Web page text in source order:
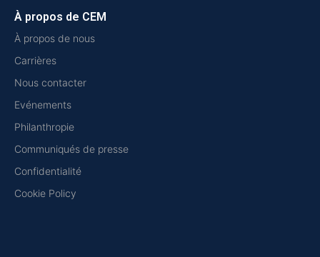
À propos de CEM
À propos de nous
Carrières
Nous contacter
Evénements
Philanthropie
Communiqués de presse
Confidentialité
Cookie Policy